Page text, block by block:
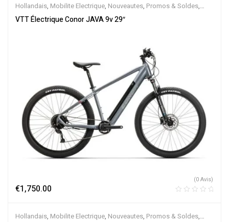
Hollandais, Mobilite Electrique, Nouveautes, Promos & Soldes,
Semi-Rigides,Vélo électrique ville,Velos Electriques
VTT Électrique Conor JAVA 9v 29″
€1,750.00
(0 Avis)
Hollandais, Mobilite Electrique, Nouveautes, Promos & Soldes,